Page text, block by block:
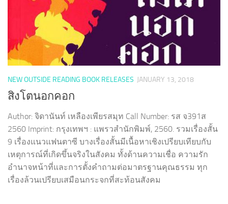
NEW OUTSIDE READING BOOK RELEASES JANUARY 13, 2018
สิงโตนอกคอก
Author: จิดานันท์ เหลืองเพียรสมุท Call Number: รส จ391ส
2560 Imprint: กรุงเทพฯ : แพรวสำนักพิมพ์, 2560. รวมเรื่องสั้น
9 เรื่องแนวแฟนตาซี บางเรื่องสั้นมีเนื้อหาเชิงเปรียบเทียบกับ
เหตุการณ์ที่เกิดขึ้นจริงในสังคม ทั้งด้านความเชื่อ ความรัก
อำนาจหน้าที่และการตั้งคำถามต่อมาตรฐานคุณธรรม ทุก
เรื่องล้วนเปรียบเสมือนกระจกที่สะท้อนสังคม